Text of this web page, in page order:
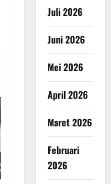
Juli 2026
Juni 2026
Mei 2026
April 2026
Maret 2026
Februari
2026